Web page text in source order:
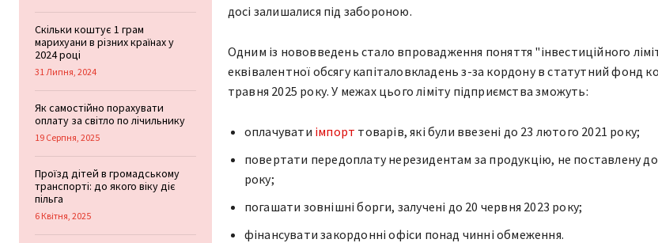
Скільки коштує 1 грам
марихуани в різних країнах у
2024 році
31 Липня, 2024
Як самостійно порахувати
оплату за світло по лічильнику
19 Серпня, 2025
Проїзд дітей в громадському
транспорті: до якого віку діє
пільга
6 Квітня, 2025
досі залишалися під забороною.
Одним із нововведень стало впровадження поняття "інвестиційного
еквівалентної обсягу капіталовкладень з-за кордону в статутний фонд
травня 2025 року. У межах цього ліміту підприємства зможуть:
оплачувати імпорт товарів, які були ввезені до 23 лютого 2021 року;
повертати передоплату нерезидентам за продукцію, не поставлену
року;
погашати зовнішні борги, залучені до 20 червня 2023 року;
фінансувати закордонні офіси понад чинні обмеження.